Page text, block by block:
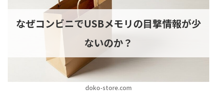
doko-store.com
なぜコンビニでUSBメモリの目撃情報が少
ないのか？